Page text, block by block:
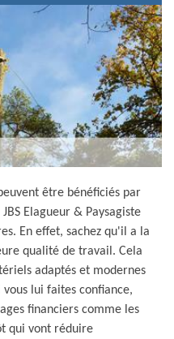
être bénéficiés par
Elagueur & Paysagiste
En effet, sachez qu'il a la
qualité de travail. Cela
adaptés et modernes
lui faites confiance,
financiers comme les
qui vont réduire